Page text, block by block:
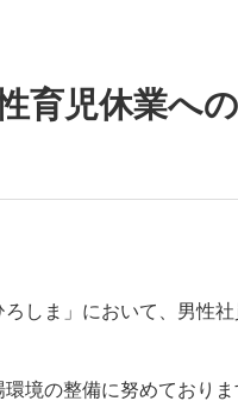
育児休業へ
しま」において、男性
境の整備に努めており